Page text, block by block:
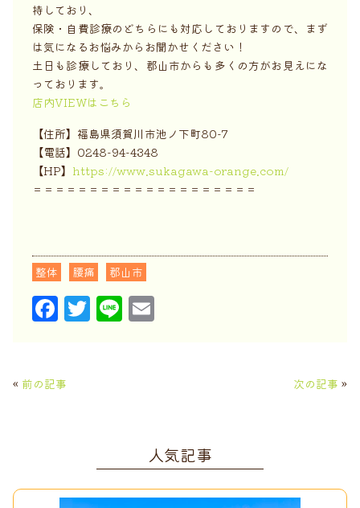
持しており、
保険・自費診療のどちらにも対応しておりますので、まず
は気になるお悩みからお聞かせください！
土日も診療しており、郡山市からも多くの方がお見えにな
っております。
店内VIEWはこちら
【住所】福島県須賀川市池ノ下町80-7
【電話】0248-94-4348
【HP】 https://www.sukagawa-orange.com/
＝＝＝＝＝＝＝＝＝＝＝＝＝＝＝＝＝＝＝＝
整体 腰痛 郡山市
F
a
e
k
T
w
Li
n
« 前の記事 次の記事 »
人気記事